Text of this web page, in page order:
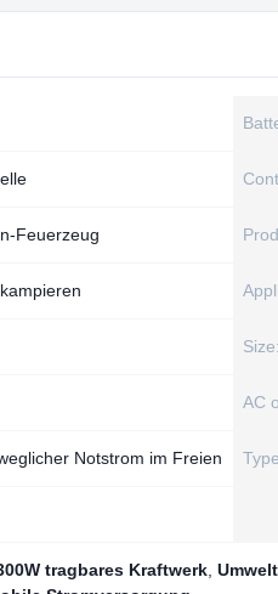
Feuerzeug
Size:
AC
Notstrom im Freien
tragbares Kraftwerk